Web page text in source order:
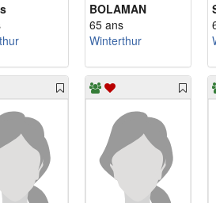
BOLAMAN
65 ans
Winterthur